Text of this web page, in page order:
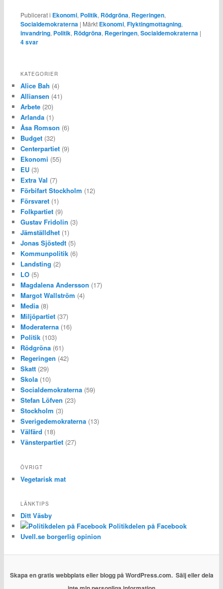
Publicerat i Ekonomi, Politik, Rödgröna, Regeringen,
Socialdemokraterna | Märkt Ekonomi, Flyktingmottagning,
invandring, Politik, Rödgröna, Regeringen, Socialdemokraterna |
4svar
KATEGORIER
Alice Bah (4)
Alliansen (41)
Arbete(20)
Arlanda(1)
Åsa Romson (6)
Budget(32)
Centerpartiet(9)
Ekonomi (55)
EU(3)
Extra Val (7)
Förbifart Stockholm (12)
Försvaret(1)
Folkpartiet(9)
Gustav Fridolin (3)
Jämställdhet(1)
Jonas Sjöstedt(5)
Kommunpolitik(6)
Landsting (2)
LO(5)
Magdalena Andersson (17)
Margot Wallström (4)
Media(8)
Miljöpartiet(37)
Moderaterna(16)
Politik(103)
Rödgröna(61)
Regeringen (42)
Skatt(29)
Skola(10)
Socialdemokraterna(59)
Stefan Löfven (23)
Stockholm (3)
Sverigedemokraterna(13)
Välfärd (18)
Vänsterpartiet(27)
ÖVRIGT
Vegetarisk mat
LÄNKTIPS
Ditt Väsby
Politikdelen på Facebook
Uvell.se borgerlig opinion
Skapa en gratis webbplats eller blogg på WordPress.com. Sälj eller dela